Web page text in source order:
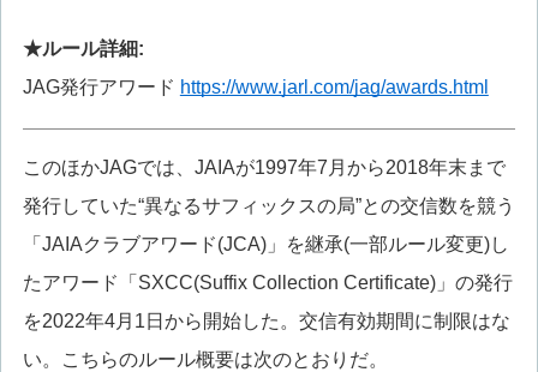
★ルール詳細:
JAG発行アワード https://www.jarl.com/jag/awards.html
このほかJAGでは、JAIAが1997年7月から2018年末まで
発行していた“異なるサフィックスの局”との交信数を競う
「JAIAクラブアワード(JCA)」を継承(一部ルール変更)し
たアワード「SXCC(Suffix Collection Certificate)」の発行
を2022年4月1日から開始した。交信有効期間に制限はな
い。こちらのルール概要は次のとおりだ。